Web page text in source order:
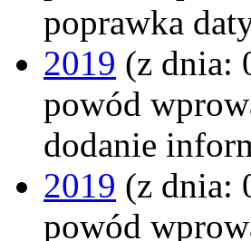
poprawka
2019 (z dnia:
powód
dodanie
2019 (z dnia:
powód